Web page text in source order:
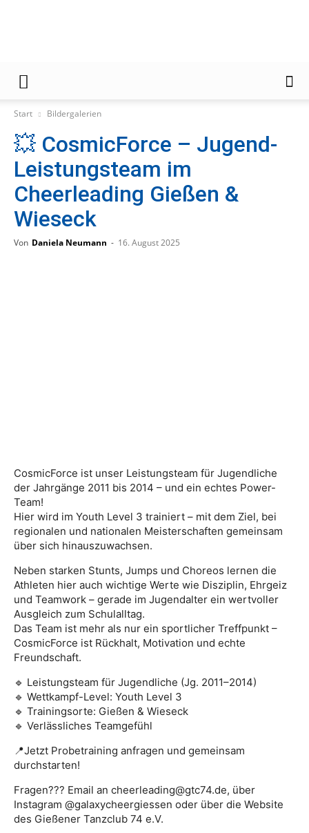
Zeitung
Start Bildergalerien
💥 CosmicForce – Jugend-
Leistungsteam im
Cheerleading Gießen &
Wieseck
Von Daniela Neumann - 16. August 2025
CosmicForce ist unser Leistungsteam für Jugendliche
der Jahrgänge 2011 bis 2014 – und ein echtes Power-
Team!
Hier wird im Youth Level 3 trainiert – mit dem Ziel, bei
regionalen und nationalen Meisterschaften gemeinsam
über sich hinauszuwachsen.
Neben starken Stunts, Jumps und Choreos lernen die
Athleten hier auch wichtige Werte wie Disziplin, Ehrgeiz
und Teamwork – gerade im Jugendalter ein wertvoller
Ausgleich zum Schulalltag.
Das Team ist mehr als nur ein sportlicher Treffpunkt –
CosmicForce ist Rückhalt, Motivation und echte
Freundschaft.
🔹 Leistungsteam für Jugendliche (Jg. 2011–2014)
🔹 Wettkampf-Level: Youth Level 3
🔹 Trainingsorte: Gießen & Wieseck
🔹 Verlässliches Teamgefühl
📍Jetzt Probetraining anfragen und gemeinsam
durchstarten!
Fragen??? Email an cheerleading@gtc74.de, über
Instagram @galaxycheergiessen oder über die Website
des Gießener Tanzclub 74 e.V.